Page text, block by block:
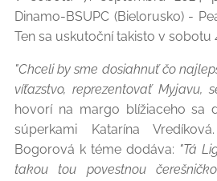
Dinamo-BSUPC (Bielorusko) -
Ten sa uskutoční takisto v sobotu
"Chceli by sme dosiahnuť čo
víťazstvo, reprezentovať Myjavu,
hovorí na margo blížiaceho sa
súperkami Katarína
Bogorová k téme dodáva: "Tá
takou tou povestnou